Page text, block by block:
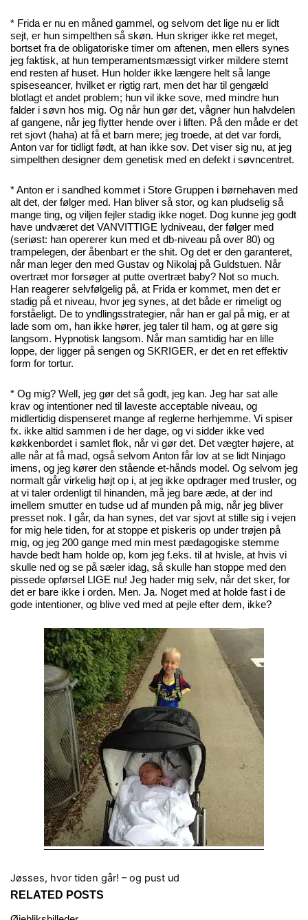
* Frida er nu en måned gammel, og selvom det lige nu er lidt
sejt, er hun simpelthen så skøn. Hun skriger ikke ret meget,
bortset fra de obligatoriske timer om aftenen, men ellers synes
jeg faktisk, at hun temperamentsmæssigt virker mildere stemt
end resten af huset. Hun holder ikke længere helt så lange
spiseseancer, hvilket er rigtig rart, men det har til gengæld
blotlagt et andet problem; hun vil ikke sove, med mindre hun
falder i søvn hos mig. Og når hun gør det, vågner hun halvdelen
af gangene, når jeg flytter hende over i liften. På den måde er det
ret sjovt (haha) at få et barn mere; jeg troede, at det var fordi,
Anton var for tidligt født, at han ikke sov. Det viser sig nu, at jeg
simpelthen designer dem genetisk med en defekt i søvncentret.
* Anton er i sandhed kommet i Store Gruppen i børnehaven med
alt det, der følger med. Han bliver så stor, og kan pludselig så
mange ting, og viljen fejler stadig ikke noget. Dog kunne jeg godt
have undværet det VANVITTIGE lydniveau, der følger med
(seriøst: han opererer kun med et db-niveau på over 80) og
trampelegen, der åbenbart er the shit. Og det er den garanteret,
når man leger den med Gustav og Nikolaj på Guldstuen. Når
overtræt mor forsøger at putte overtræt baby? Not so much.
Han reagerer selvfølgelig på, at Frida er kommet, men det er
stadig på et niveau, hvor jeg synes, at det både er rimeligt og
forståeligt. De to yndlingsstrategier, når han er gal på mig, er at
lade som om, han ikke hører, jeg taler til ham, og at gøre sig
langsom. Hypnotisk langsom. Når man samtidig har en lille
loppe, der ligger på sengen og SKRIGER, er det en ret effektiv
form for tortur.
* Og mig? Well, jeg gør det så godt, jeg kan. Jeg har sat alle
krav og intentioner ned til laveste acceptable niveau, og
midlertidig dispenseret mange af reglerne herhjemme. Vi spiser
fx. ikke altid sammen i de her dage, og vi sidder ikke ved
køkkenbordet i samlet flok, når vi gør det. Det vægter højere, at
alle når at få mad, også selvom Anton får lov at se lidt Ninjago
imens, og jeg kører den stående et-hånds model. Og selvom jeg
normalt går virkelig højt op i, at jeg ikke opdrager med trusler, og
at vi taler ordenligt til hinanden, må jeg bare æde, at der ind
imellem smutter en tudse ud af munden på mig, når jeg bliver
presset nok. I går, da han synes, det var sjovt at stille sig i vejen
for mig hele tiden, for at stoppe et piskeris op under trøjen på
mig, og jeg 200 gange med min mest pædagogiske stemme
havde bedt ham holde op, kom jeg f.eks. til at hvisle, at hvis vi
skulle ned og se på sæler idag, så skulle han stoppe med den
pissede opførsel LIGE nu! Jeg hader mig selv, når det sker, for
det er bare ikke i orden. Men. Ja. Noget med at holde fast i de
gode intentioner, og blive ved med at pejle efter dem, ikke?
Jøsses, hvor tiden går! – og pust ud
RELATED POSTS